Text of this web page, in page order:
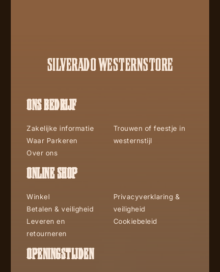
SILVERADO WESTERNSTORE
ONS BEDRIJF
Zakelijke informatie
Waar Parkeren
Over ons
Trouwen of feestje in
westernstijl
ONLINE SHOP
Winkel
Betalen & veiligheid
Leveren en
retourneren
Privacyverklaring &
veiligheid
Cookiebeleid
OPENINGSTIJDEN